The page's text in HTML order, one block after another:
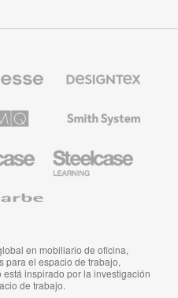
para
Educación
en mobiliario de oficina,
para el espacio de trabajo,
inspirado por la investigación
de trabajo.